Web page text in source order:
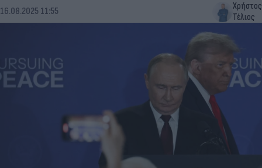
16.08.2025 11:55
Χρήστος
Τέλιος